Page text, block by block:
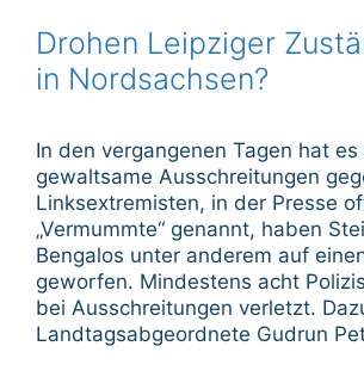
Drohen Leipziger
in Nordsachsen?
In den vergangenen Tagen hat es
gewaltsame Ausschreitungen
Linksextremisten, in der Presse
„Vermummte“ genannt, haben
Bengalos unter anderem auf
geworfen. Mindestens acht
bei Ausschreitungen verletzt.
Landtagsabgeordnete Gudrun